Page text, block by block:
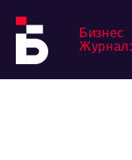
Бизнес
Журнал: